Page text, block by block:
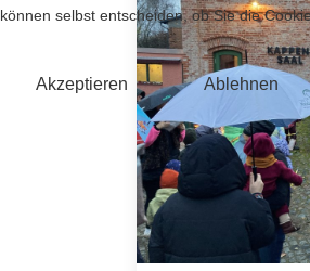
können selbst entscheiden, ob Sie die
Akzeptieren Ablehnen